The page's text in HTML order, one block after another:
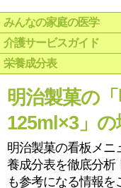
みんなの家庭の医学
介護サービスガイド
栄養成分表
明治製菓の
125ml×3」
明治製菓の看板メニ
養成分表を徹底分析
も参考になる情報を